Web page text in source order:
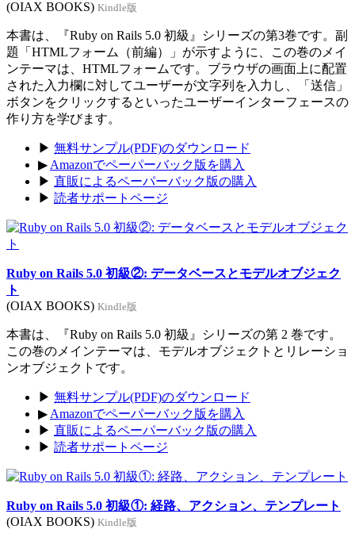
(OIAX BOOKS) Kindle版
本書は、『Ruby on Rails 5.0 初級』シリーズの第3巻です。副
題「HTMLフォーム（前編）」が示すように、この巻のメイ
ンテーマは、HTMLフォームです。ブラウザの画面上に配置
された入力欄に対してユーザーが文字列を入力し、「送信」
ボタンをクリックするといったユーザーインターフェースの
作り方を学びます。
▶ 無料サンプル(PDF)のダウンロード
▶ Amazonでペーパーバック版を購入
▶ 直販によるペーパーバック版の購入
▶ 読者サポートページ
Ruby on Rails 5.0 初級②: データベースとモデルオブジェク
ト
(OIAX BOOKS) Kindle版
本書は、『Ruby on Rails 5.0 初級』シリーズの第 2 巻です。
この巻のメインテーマは、モデルオブジェクトとリレーショ
ンオブジェクトです。
▶ 無料サンプル(PDF)のダウンロード
▶ Amazonでペーパーバック版を購入
▶ 直販によるペーパーバック版の購入
▶ 読者サポートページ
Ruby on Rails 5.0 初級①: 経路、アクション、テンプレート
(OIAX BOOKS) Kindle版